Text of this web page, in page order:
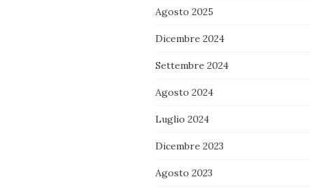
Agosto 2025
Dicembre 2024
Settembre 2024
Agosto 2024
Luglio 2024
Dicembre 2023
Agosto 2023